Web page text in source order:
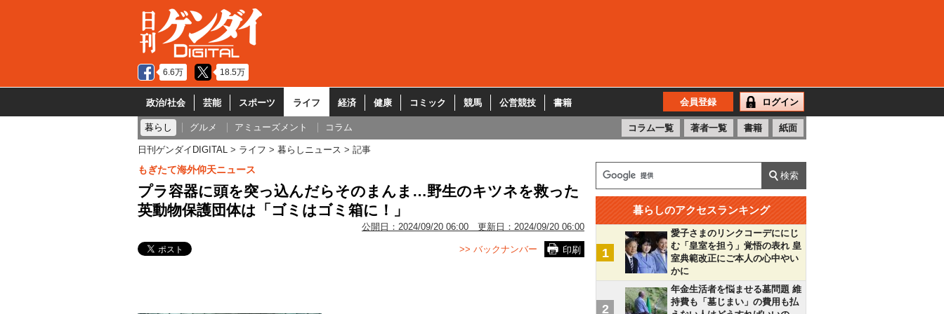
6.6万 18.5万
政治/社会 芸能 スポーツ ライフ 経済 健康 コミック 競馬 公営競技 書籍 会員登録 ログイン
暮らし グルメ アミューズメント コラム コラム一覧 著者一覧 書籍 紙面
日刊ゲンダイDIGITAL ライフ 暮らしニュース 記事
もぎたて海外仰天ニュース
プラ容器に頭を突っ込んだらそのまんま…野生のキツネを救った
英動物保護団体は「ゴミはゴミ箱に！」
公開日： 2024/09/20 06:00 更新日： 2024/09/20 06:00
印刷
>> バックナンバー
暮らしのアクセスランキング
1
愛子さまのリンクコーデににじ
む「皇室を担う」覚悟の表れ 皇
室典範改正にご本人の心中やい
かに
2
年金生活者を悩ませる墓問題 維
持費も「墓じまい」の費用も払